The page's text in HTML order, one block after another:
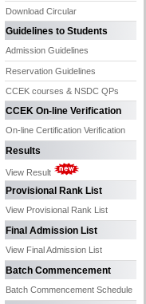
Download Circular
Guidelines to Students
Admission Guidelines
Reservation Guidelines
CCEK courses & NSDC QPs
CCEK On-line Verification
On-line Certification Verification
Results
View Result
Provisional Rank List
View Provisional Rank List
Final Admission List
View Final Admission List
Batch Commencement
Batch Commencement Schedule